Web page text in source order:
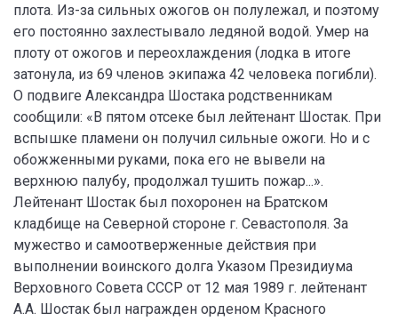
плота. Из-за сильных ожогов он полулежал, и поэтому
его постоянно захлестывало ледяной водой. Умер на
плоту от ожогов и переохлаждения (лодка в итоге
затонула, из 69 членов экипажа 42 человека погибли).
О подвиге Александра Шостака родственникам
сообщили: «В пятом отсеке был лейтенант Шостак. При
вспышке пламени он получил сильные ожоги. Но и с
обожженными руками, пока его не вывели на
верхнюю палубу, продолжал тушить пожар...».
Лейтенант Шостак был похоронен на Братском
кладбище на Северной стороне г. Севастополя. За
мужество и самоотверженные действия при
выполнении воинского долга Указом Президиума
Верховного Совета СССР от 12 мая 1989 г. лейтенант
А.А. Шостак был награжден орденом Красного